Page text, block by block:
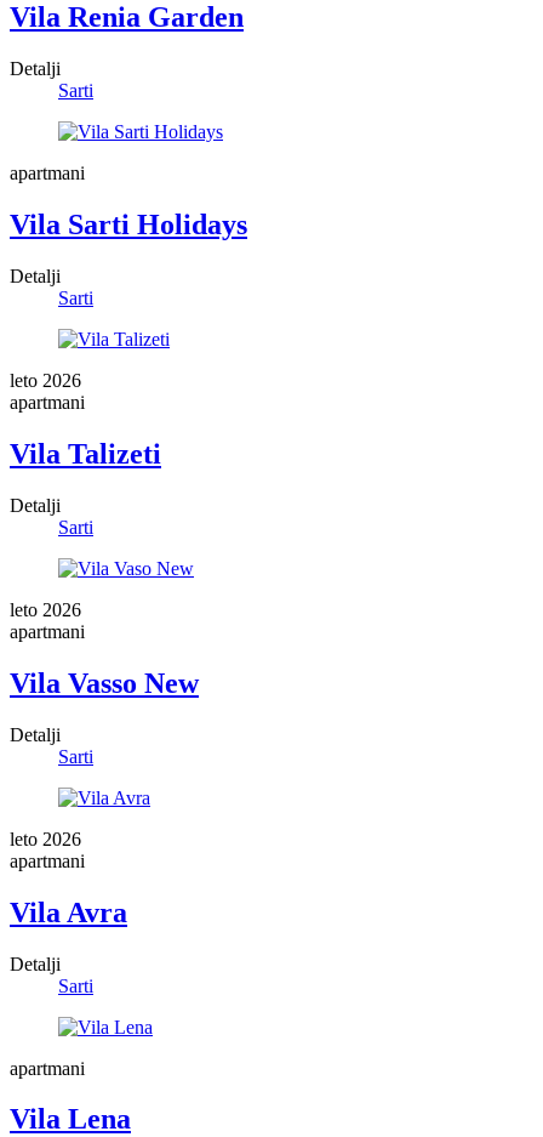
Vila Renia Garden
Detalji
Sarti
apartmani
Vila Sarti Holidays
Detalji
Sarti
leto 2026
apartmani
Vila Talizeti
Detalji
Sarti
leto 2026
apartmani
Vila Vasso New
Detalji
Sarti
leto 2026
apartmani
Vila Avra
Detalji
Sarti
apartmani
Vila Lena